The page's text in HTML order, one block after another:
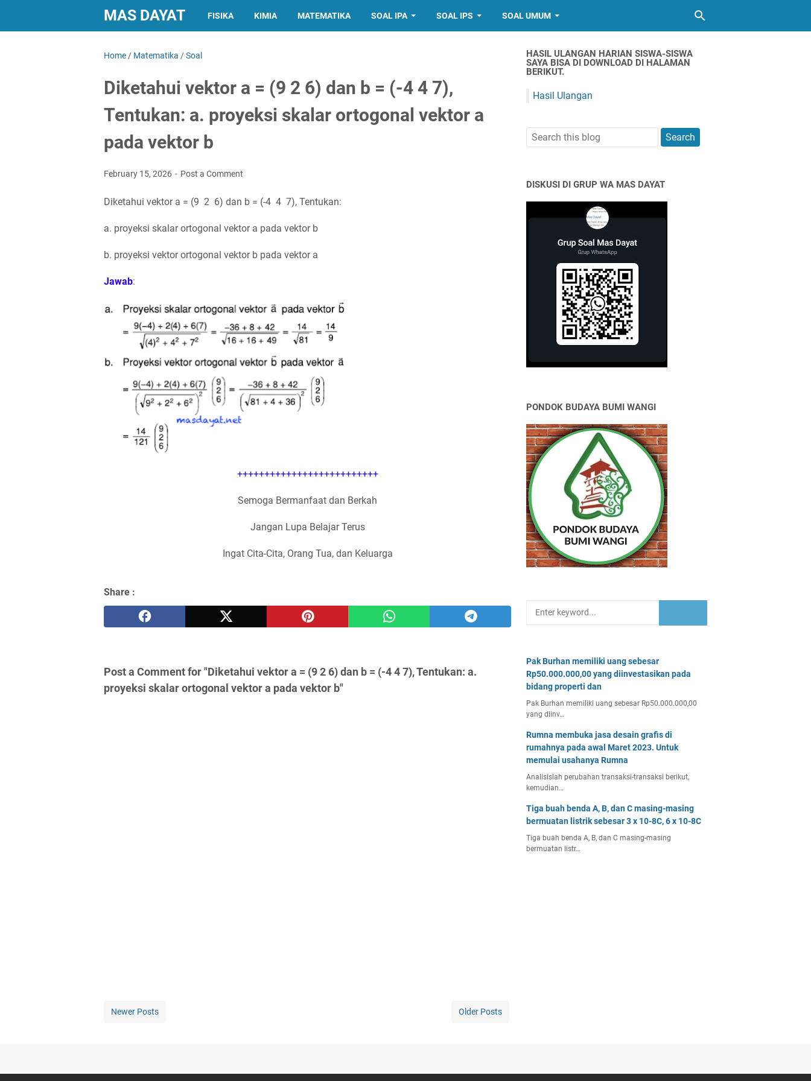
MAS DAYAT FISIKA KIMIA MATEMATIKA SOAL IPA SOAL IPS SOAL UMUM
Home / Matematika /Soal
Diketahui vektor a = (9 2 6) dan b = (-4 4 7),
Tentukan: a. proyeksi skalar ortogonal vektor a
pada vektor b
February 15, 2026 Post a Comment
Diketahui vektor a = (9 2 6) dan b = (-4 4 7), Tentukan:
a. proyeksi skalar ortogonal vektor a pada vektor b
b. proyeksi vektor ortogonal vektor b pada vektor a
Jawab:
++++++++++++++++++++++++++
Semoga Bermanfaat dan Berkah
Jangan Lupa Belajar Terus
Ingat Cita-Cita, Orang Tua, dan Keluarga
Share :
Post a Comment for "Diketahui vektor a = (9 2 6) dan b = (-4 4 7), Tentukan: a.
proyeksi skalar ortogonal vektor a pada vektor b"
Newer Posts Older Posts
HASIL ULANGAN HARIAN SISWA-SISWA
SAYA BISA DI DOWNLOAD DI HALAMAN
BERIKUT.
Hasil Ulangan
DISKUSI DI GRUP WA MAS DAYAT
PONDOK BUDAYA BUMI WANGI
Pak Burhan memiliki uang sebesar
Rp50.000.000,00 yang diinvestasikan pada
bidang properti dan
Pak Burhan memiliki uang sebesar Rp50.000.000,00
yang diinv…
Rumna membuka jasa desain grafis di
rumahnya pada awal Maret 2023. Untuk
memulai usahanya Rumna
Analisislah perubahan transaksi-transaksi berikut,
kemudian…
Tiga buah benda A, B, dan C masing-masing
bermuatan listrik sebesar 3 x 10-8C, 6 x 10-8C
Tiga buah benda A, B, dan C masing-masing
bermuatan listr…